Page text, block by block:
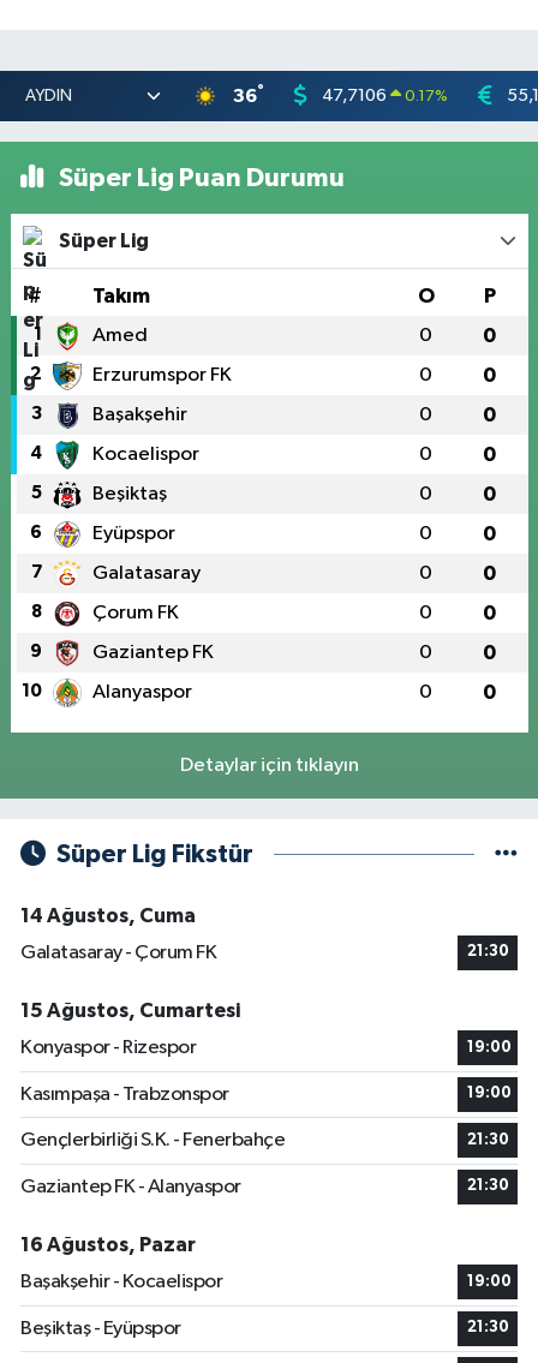
36° 47,7106 0.17%
Süper Lig Puan Durumu
Süper Lig
# Takım O P
1 Amed 0 0
2 Erzurumspor FK 0 0
3 Başakşehir 0 0
4 Kocaelispor 0 0
5 Beşiktaş 0 0
6 Eyüpspor 0 0
7 Galatasaray 0 0
8 Çorum FK 0 0
9 Gaziantep FK 0 0
10 Alanyaspor 0 0
Detaylar için tıklayın
Süper Lig Fikstür
14 Ağustos, Cuma
Galatasaray - Çorum FK
21:30
15 Ağustos, Cumartesi
Konyaspor - Rizespor
19:00
Kasımpaşa - Trabzonspor 19:00
Gençlerbirliği S.K. - Fenerbahçe 21:30
Gaziantep FK - Alanyaspor 21:30
16 Ağustos, Pazar
Başakşehir - Kocaelispor
19:00
Beşiktaş - Eyüpspor 21:30